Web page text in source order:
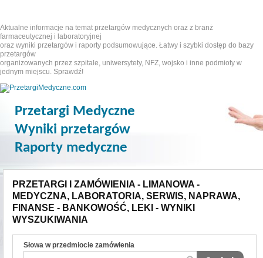
Aktualne informacje na temat przetargów medycznych oraz z branż
farmaceutycznej i laboratoryjnej
oraz wyniki przetargów i raporty podsumowujące. Łatwy i szybki dostęp do bazy
przetargów
organizowanych przez szpitale, uniwersytety, NFZ, wojsko i inne podmioty w
jednym miejscu. Sprawdź!
Przetargi Medyczne
Wyniki przetargów
Raporty medyczne
PRZETARGI I ZAMÓWIENIA - LIMANOWA -
MEDYCZNA, LABORATORIA, SERWIS, NAPRAWA,
FINANSE - BANKOWOŚĆ, LEKI - WYNIKI
WYSZUKIWANIA
Słowa w przedmiocie zamówienia